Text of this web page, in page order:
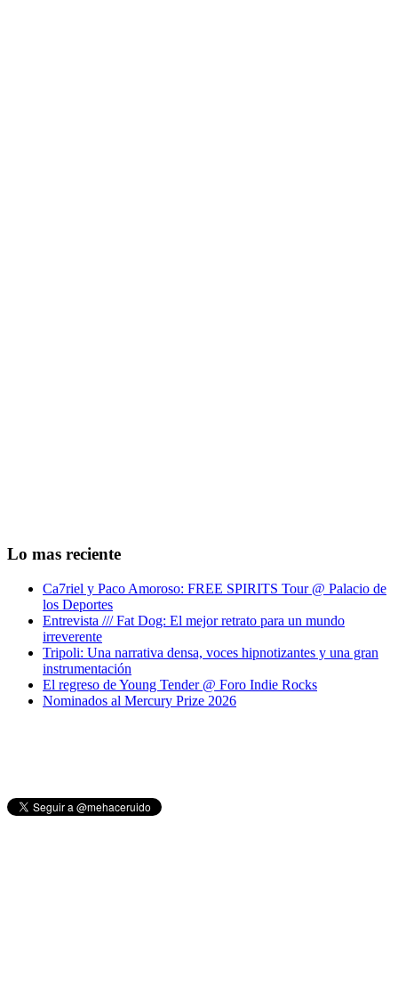
Lo mas reciente
Ca7riel y Paco Amoroso: FREE SPIRITS Tour @ Palacio de
los Deportes
Entrevista /// Fat Dog: El mejor retrato para un mundo
irreverente
Tripoli: Una narrativa densa, voces hipnotizantes y una gran
instrumentación
El regreso de Young Tender @ Foro Indie Rocks
Nominados al Mercury Prize 2026